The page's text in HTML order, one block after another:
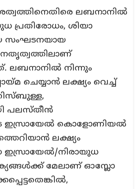
ലബനാനില്‍
പ്രതിരോധം, ശിയാ
സംഘടനയായ
ലബനാനില്‍ നിന്നും
ചെയ്യാന്‍ ലക്ഷ്യം വെച്ച്
പലസ്തീന്‍
ഇസ്രായേല്‍ കൊളോണിയല്‍
ലക്ഷ്യം
നിരായുധ
മേലാണ് ഓസ്ലോ